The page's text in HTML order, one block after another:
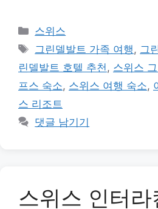
카
테
리
스위스
태
그
그린델발트 가족 여행 , 그
린델발트 호텔 추천 , 스위스
프스 숙소, 스위스 여행 숙소,
스 리조트
댓글 남기기
스위스 인터라